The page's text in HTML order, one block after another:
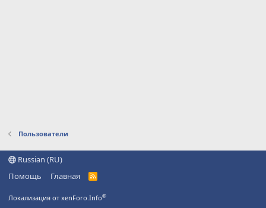
Пользователи
Russian (RU)
Помощь
Главная
R
Локализация от xenForo.Info®